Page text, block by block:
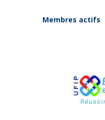
Membres actifs